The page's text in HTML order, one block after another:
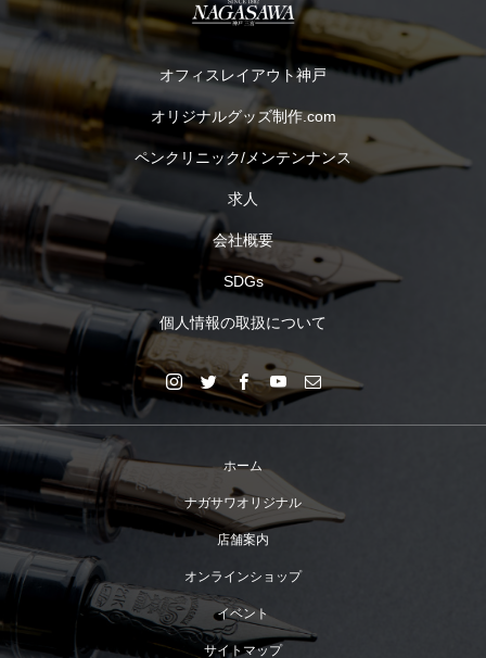
オフィスレイアウト神戸
オリジナルグッズ制作.com
ペンクリニック/メンテンナンス
求人
会社概要
SDGs
個人情報の取扱について
ホーム
ナガサワオリジナル
店舗案内
オンラインショップ
イベント
サイトマップ